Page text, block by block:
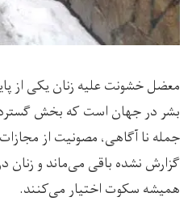
معضل خشونت علیه زنان یکی از
بشر در جهان است که بخش
جمله نا آگاهی، مصونیت از
گزارش نشده باقی می‌ماند و زنان
همیشه سکوت اختیار می‌کنند.